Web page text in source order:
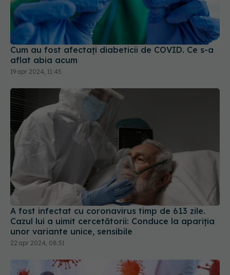
Cum au fost afectați diabeticii de COVID. Ce s-a
aflat abia acum
19 apr 2024, 11:45
A fost infectat cu coronavirus timp de 613 zile.
Cazul lui a uimit cercetătorii: Conduce la apariția
unor variante unice, sensibile
22 apr 2024, 08:51